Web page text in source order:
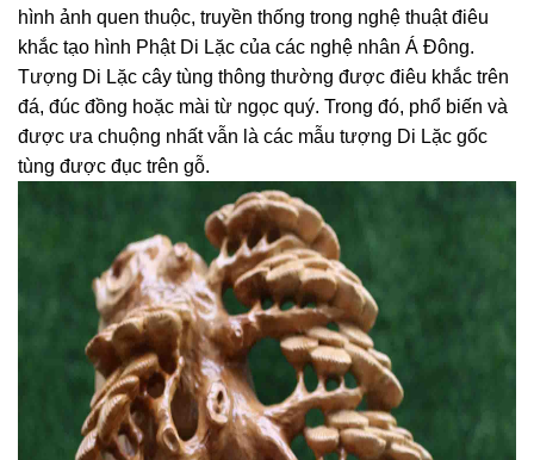
hình ảnh quen thuộc, truyền thống trong nghệ thuật điêu
khắc tạo hình Phật Di Lặc của các nghệ nhân Á Đông.
Tượng Di Lặc cây tùng thông thường được điêu khắc trên
đá, đúc đồng hoặc mài từ ngọc quý. Trong đó, phổ biến và
được ưa chuộng nhất vẫn là các mẫu tượng Di Lặc gốc
tùng được đục trên gỗ.